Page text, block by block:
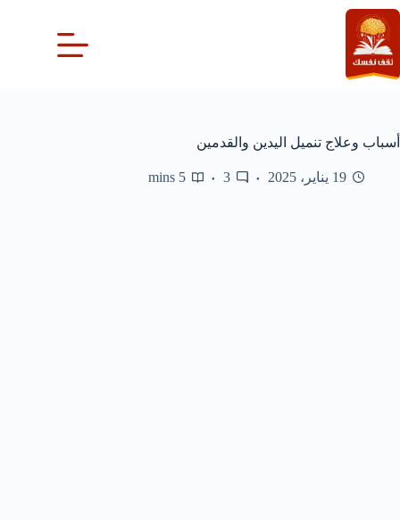
التجاوز
إلى
المحتوى
أسباب وعلاج تنميل اليدين والقدمين
19 يناير، 2025 3
5 mins